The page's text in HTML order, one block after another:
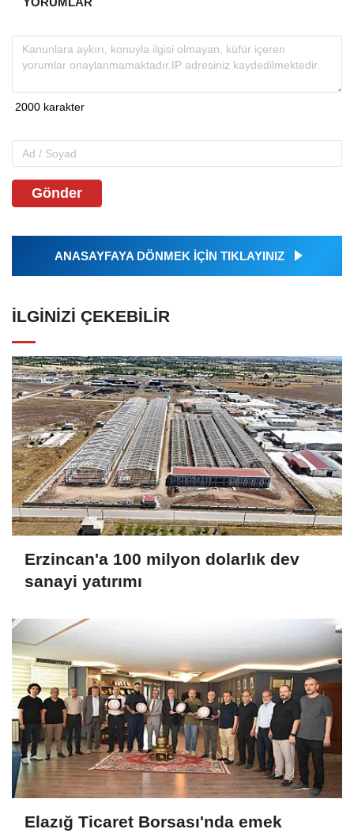
Gönder
ANASAYFAYA DÖNMEK İÇİN TIKLAYINIZ
İLGINIZI ÇEKEBILIR
Erzincan'a 100 milyon dolarlık dev
sanayi yatırımı
Elazığ Ticaret Borsası'nda emek